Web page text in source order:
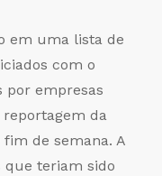
em uma lista de
com o
por empresas
da
de semana. A
que teriam sido